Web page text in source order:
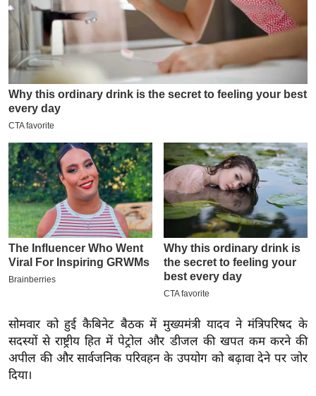
के
ट
P
L
2
0
2
6
क्रा
इ
म
ई
-
पे
र
मि
सा
ल
सोमवार को हुई कैबिनेट बैठक में मुख्यमंत्री यादव ने मंत्रिपरिषद के
सदस्यों से राष्ट्रीय हित में पेट्रोल और डीजल की खपत कम करने की
अपील की और सार्वजनिक परिवहन के उपयोग को बढ़ावा देने पर जोर
दिया।